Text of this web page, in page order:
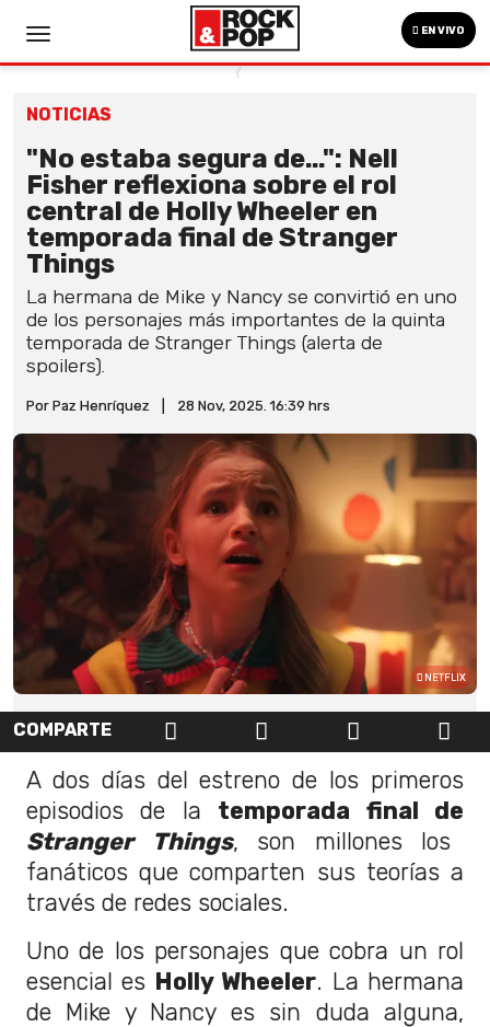
EN VIVO
NOTICIAS
"No estaba segura de...": Nell
Fisher reflexiona sobre el rol
central de Holly Wheeler en
temporada final de Stranger
Things
La hermana de Mike y Nancy se convirtió en uno
de los personajes más importantes de la quinta
temporada de Stranger Things (alerta de
spoilers).
Por Paz Henríquez 28 Nov, 2025. 16:39 hrs
NETFLIX
COMPARTE
A dos días del estreno de los primeros
episodios de la temporada final de
Stranger Things, son millones los
fanáticos que comparten sus teorías a
través de redes sociales.
Uno de los personajes que cobra un rol
esencial es Holly Wheeler. La hermana
de Mike y Nancy es sin duda alguna,